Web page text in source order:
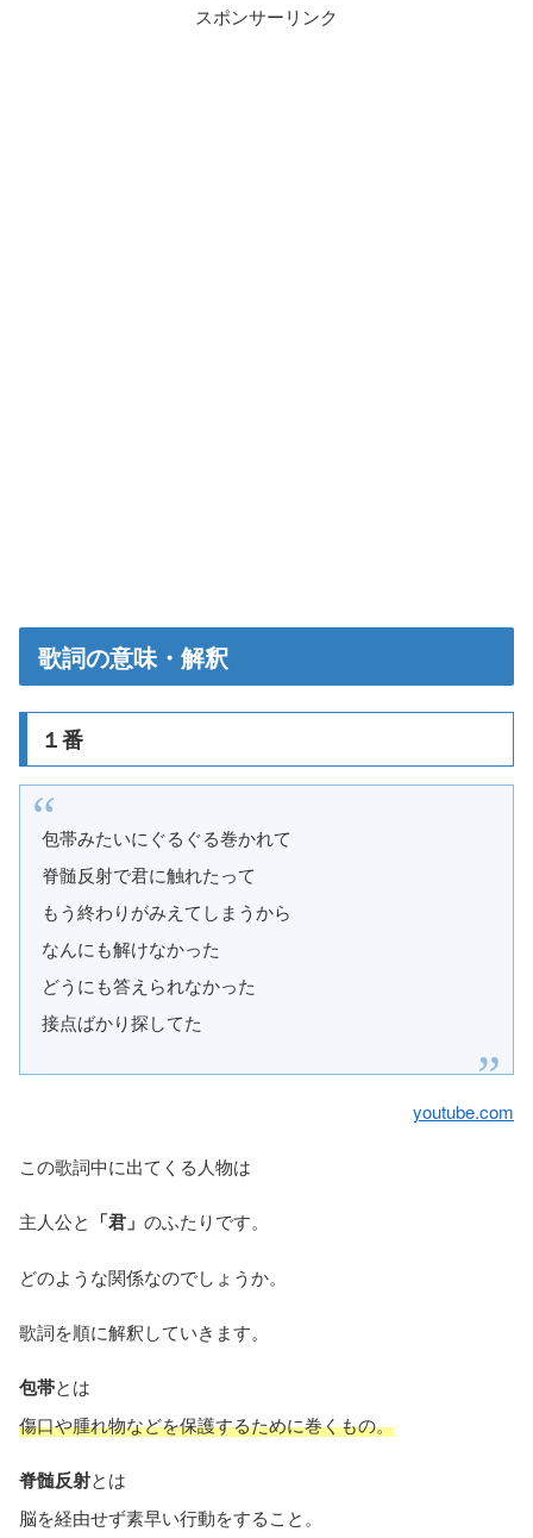
スポンサーリンク
歌詞の意味・解釈
１番
包帯みたいにぐるぐる巻かれて
脊髄反射で君に触れたって
もう終わりがみえてしまうから
なんにも解けなかった
どうにも答えられなかった
接点ばかり探してた
youtube.com
この歌詞中に出てくる人物は
主人公と 「君」 のふたりです。
どのような関係なのでしょうか。
歌詞を順に解釈していきます。
包帯とは
傷口や腫れ物などを保護するために巻くもの。
脊髄反射とは
脳を経由せず素早い行動をすること。